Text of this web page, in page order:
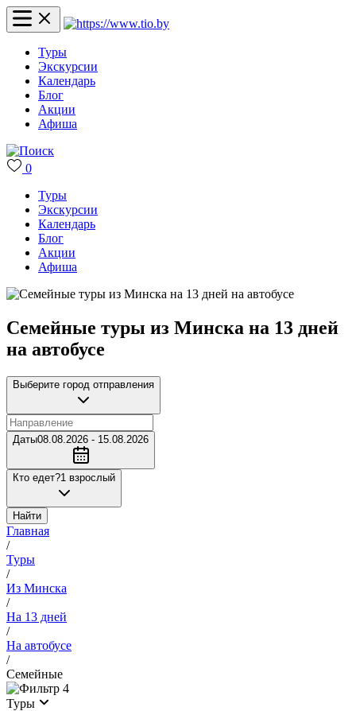
Туры
Экскурсии
Календарь
Блог
Акции
Афиша
0
Туры
Экскурсии
Календарь
Блог
Акции
Афиша
Семейные туры из Минска на 13 дней
на автобусе
Выберите город отправления
Даты08.08.2026 - 15.08.2026
Кто едет?1 взрослый
Найти
Главная
/
Туры
/
Из Минска
/
На 13 дней
/
На автобусе
/
Семейные
4
Туры